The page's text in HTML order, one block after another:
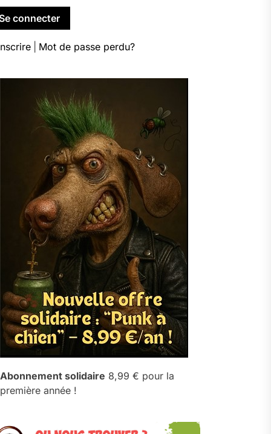
Mot de passe perdu?
Abonnement solidaire 8,99 € pour la
première année !